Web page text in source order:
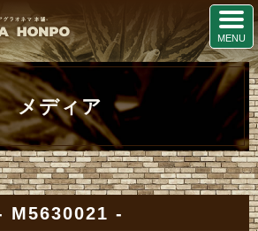
メディア
M5630021